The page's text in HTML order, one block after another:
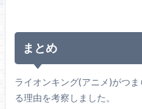
まとめ
ライオンキング(アニメ)がつ
る理由を考察しました。